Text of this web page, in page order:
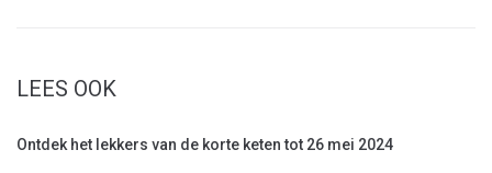
LEES OOK
Ontdek het lekkers van de korte keten tot 26 mei 2024